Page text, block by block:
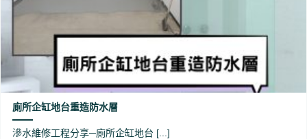
廁所企缸地台重造防水層
滲水維修工程分享─廁所企缸地台 [...]